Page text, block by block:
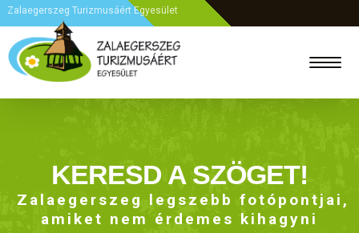
Zalaegerszeg Turizmusáért Egyesület
KERESD A SZÖGET!
Zalaegerszeg legszebb fotópontjai,
amiket nem érdemes kihagyni